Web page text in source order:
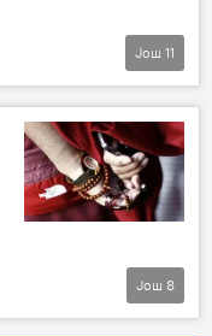
Мраз
Још 11
Још 8